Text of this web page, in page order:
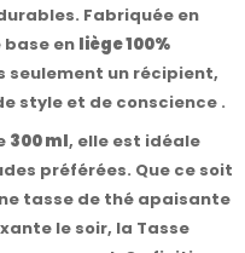
Fabriquée en
en liège 100%
seulement un récipient,
style et de conscience .
300 ml, elle est idéale
préférées. Que ce soit
tasse de thé apaisante
le soir, la Tasse